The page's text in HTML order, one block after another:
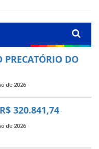
PRECATÓRIO DO
de 2026
320.841,74
de 2026